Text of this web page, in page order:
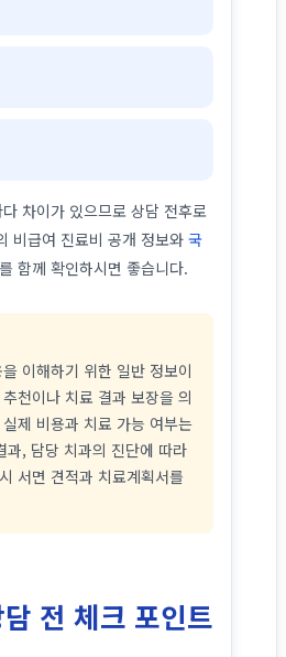
차이가 있으므로 상담 전후로
비급여 진료비 공개 정보와 국
함께 확인하시면 좋습니다.
이해하기 위한 일반 정보이
천이나 치료 결과 보장을 의
제 비용과 치료 가능 여부는
과, 담당 치과의 진단에 따라
서면 견적과 치료계획서를
전 체크 포인트